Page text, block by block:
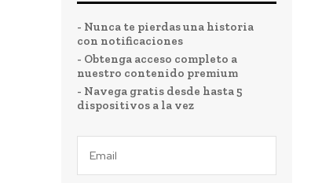
- Nunca te pierdas una historia
con notificaciones
- Obtenga acceso completo a
nuestro contenido premium
- Navega gratis desde hasta 5
dispositivos a la vez